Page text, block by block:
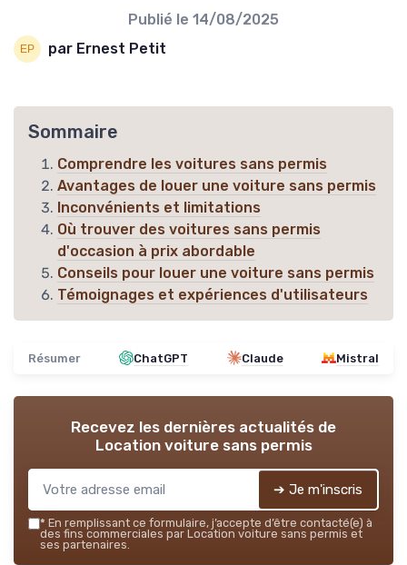
Publié le 14/08/2025
par Ernest Petit
Sommaire
Comprendre les voitures sans permis
Avantages de louer une voiture sans permis
Inconvénients et limitations
Où trouver des voitures sans permis
d'occasion à prix abordable
Conseils pour louer une voiture sans permis
Témoignages et expériences d'utilisateurs
Résumer ChatGPT Claude Mistral
Recevez les dernières actualités de
Location voiture sans permis
➔ Je m'inscris
* En remplissant ce formulaire, j’accepte d’être contacté(e) à
des fins commerciales par Location voiture sans permis et
ses partenaires.